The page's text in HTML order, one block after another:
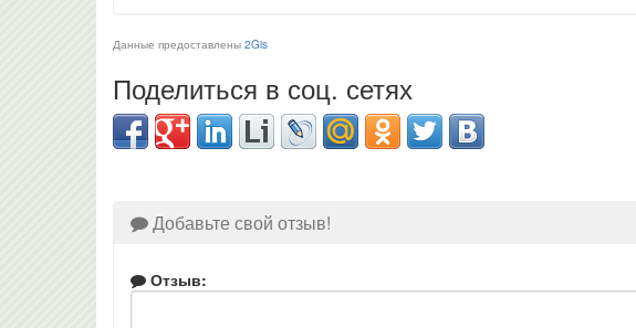
Данные предоставлены 2Gis
Поделиться в соц. сетях
Добавьте свой отзыв!
Отзыв: